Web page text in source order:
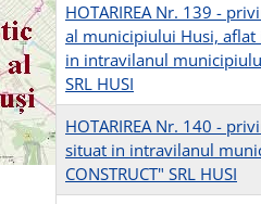
HOTARIREA Nr. 139 -
al municipiului Husi,
in intravilanul
SRL HUSI
HOTARIREA Nr. 140 -
situat in intravilanul
CONSTRUCT" SRL HUSI